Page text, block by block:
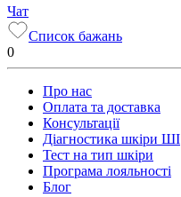
Чат
Список бажань
0
Про нас
Оплата та доставка
Консультації
Діагностика шкіри ШІ
Тест на тип шкіри
Програма лояльності
Блог